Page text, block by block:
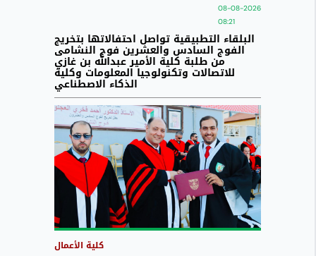
08-08-2026
08:21
البلقاء التطبيقية تواصل احتفالاتها بتخريج
الفوج السادس والعشرين فوج النشامى
من طلبة كلية الأمير عبدالله بن غازي
للاتصالات وتكنولوجيا المعلومات وكلية
الذكاء الاصطناعي
كلية الأعمال